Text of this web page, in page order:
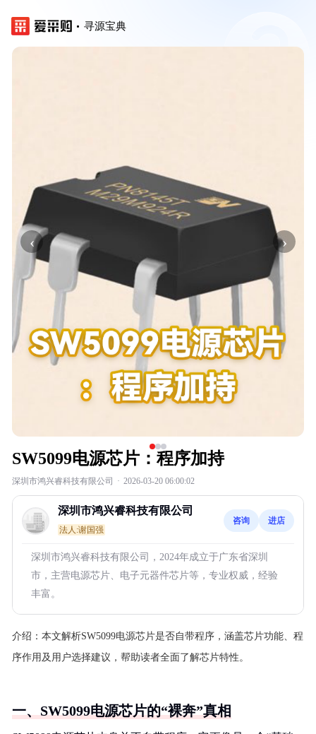
寻源宝典
‹ ›
SW5099电源芯片：程序加持
深圳市鸿兴睿科技有限公司 · 2026-03-20 06:00:02
深圳市鸿兴睿科技有限公司
法人:谢国强
咨询 进店
深圳市鸿兴睿科技有限公司，2024年成立于广东省深圳
市，主营电源芯片、电子元器件芯片等，专业权威，经验
丰富。
介绍： 本文解析SW5099电源芯片是否自带程序，涵盖芯片功能、程
序作用及用户选择建议，帮助读者全面了解芯片特性。
一、SW5099电源芯片的“裸奔”真相